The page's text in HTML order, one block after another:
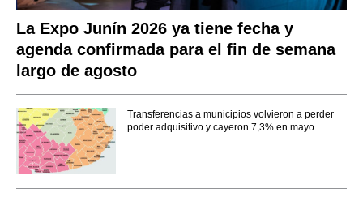
La Expo Junín 2026 ya tiene fecha y
agenda confirmada para el fin de semana
largo de agosto
Transferencias a municipios volvieron a perder
poder adquisitivo y cayeron 7,3% en mayo